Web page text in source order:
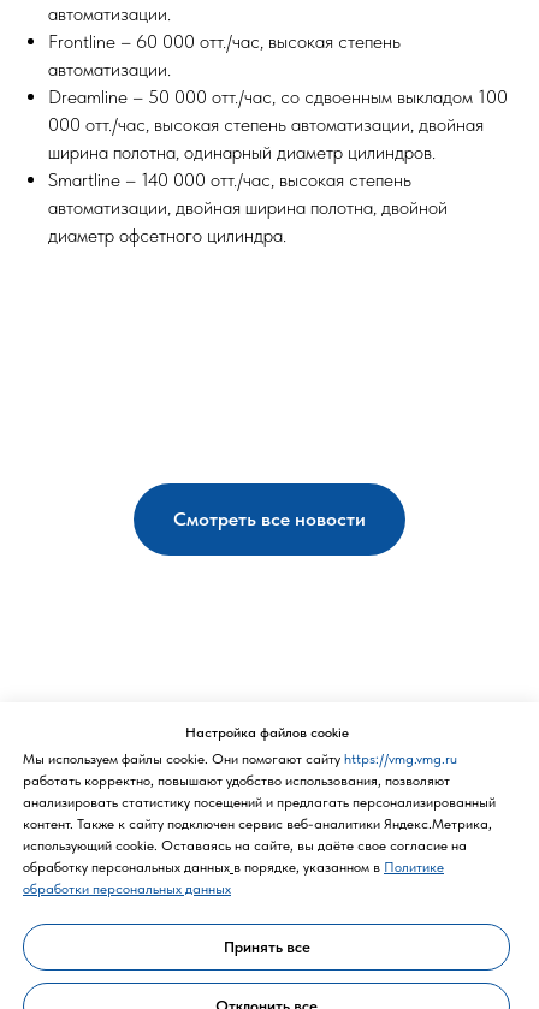
автоматизации.
Frontline – 60 000 отт./час, высокая степень
автоматизации.
Dreamline – 50 000 отт./час, со сдвоенным выкладом 100
000 отт./час, высокая степень автоматизации, двойная
ширина полотна, одинарный диаметр цилиндров.
Smartline – 140 000 отт./час, высокая степень
автоматизации, двойная ширина полотна, двойной
диаметр офсетного цилиндра.
Смотреть все новости
Настройка файлов cookie
Мы используем файлы cookie. Они помогают сайту https://vmg.vmg.ru
работать корректно, повышают удобство использования, позволяют
анализировать статистику посещений и предлагать персонализированный
контент. Также к cайту подключен сервис веб-аналитики Яндекс.Метрика,
использующий cookie. Оставаясь на сайте, вы даёте свое согласие на
обработку персональных данных в порядке, указанном в Политике
обработки персональных данных
Принять все
Политика конфиденциальности